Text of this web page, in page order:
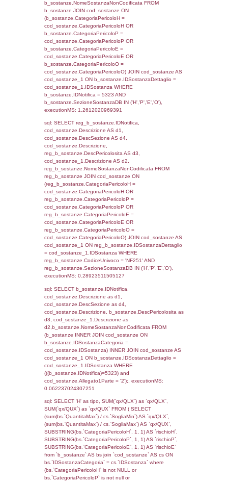
(f_territori_limitrofi.IDTipologiaTerritorio =
cod_territori_tipologia.IDTipologiaTerritorio)
(f_territori_limitrofi.IDTipoTerritorio =
cod_territori_tipologia.IDTerritorioTP)
(((f_territori_limitrofi.IDNotifica)=5323) AND
((f_territori_limitrofi.IDTipoTerritorio)=6)),
0.071518182754517
sql: SELECT f_territori_limitrofi.Distanza,
f_territori_limitrofi.Direzione,
f_territori_limitrofi.Denominazione,
rofi.DescAltro FROM f_territori_limitrofi
cod_territori_tipologia ON
(f_territori_limitrofi.IDTipologiaTerritorio =
cod_territori_tipologia.IDTipologiaTerritorio)
(f_territori_limitrofi.IDTipoTerritorio =
cod_territori_tipologia.IDTerritorioTP)
(((f_territori_limitrofi.IDNotifica)=5323) AND
((f_territori_limitrofi.IDTipoTerritorio)=7)),
0.069686889648438
sql: SELECT f_territori_limitrofi.Distanza,
f_territori_limitrofi.Direzione,
rofi.DescAltro FROM f_territori_limitrofi
cod_territori_tipologia ON
(f_territori_limitrofi.IDTipologiaTerritorio =
cod_territori_tipologia.IDTipologiaTerritorio)
(f_territori_limitrofi.IDTipoTerritorio =
cod_territori_tipologia.IDTerritorioTP)
(((f_territori_limitrofi.IDNotifica)=5323) AND
((f_territori_limitrofi.IDTipoTerritorio)=8)),
0.070317983627319
sql: SELECT
reg_f_territori_limitrofi.Direzione,
reg_f_territori_limitrofi.Denominazione,
_limitrofi.DescAltro FROM
JOIN cod_territori_tipologia ON